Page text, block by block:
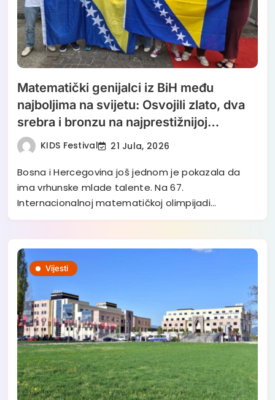
Matematički genijalci iz BiH među
najboljima na svijetu: Osvojili zlato, dva
srebra i bronzu na najprestižnijoj
olimpijadi
KIDS Festival 21 Jula, 2026
Bosna i Hercegovina još jednom je pokazala da
ima vrhunske mlade talente. Na 67.
Internacionalnoj matematičkoj olimpijadi…
Vijesti